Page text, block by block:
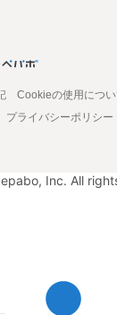
Cookieの使用につ
プライバシーポリシー
Inc. All